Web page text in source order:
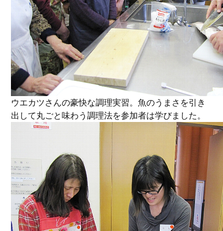
ウエカツさんの豪快な調理実習。魚のうまさを引き
出して丸ごと味わう調理法を参加者は学びました。